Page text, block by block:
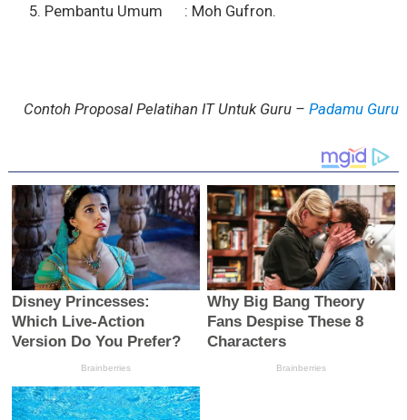
Pembantu Umum : Moh Gufron.
Contoh Proposal Pelatihan IT Untuk Guru –Padamu Guru